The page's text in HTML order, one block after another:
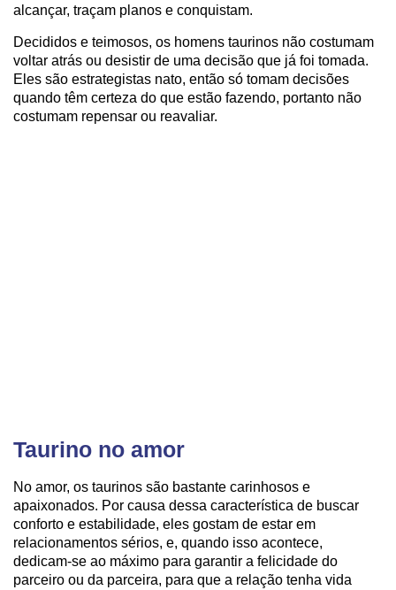
alcançar, traçam planos e conquistam.
Decididos e teimosos, os homens taurinos não costumam
voltar atrás ou desistir de uma decisão que já foi tomada.
Eles são estrategistas nato, então só tomam decisões
quando têm certeza do que estão fazendo, portanto não
costumam repensar ou reavaliar.
Taurino no amor
No amor, os taurinos são bastante carinhosos e
apaixonados. Por causa dessa característica de buscar
conforto e estabilidade, eles gostam de estar em
relacionamentos sérios, e, quando isso acontece,
dedicam-se ao máximo para garantir a felicidade do
parceiro ou da parceira, para que a relação tenha vida